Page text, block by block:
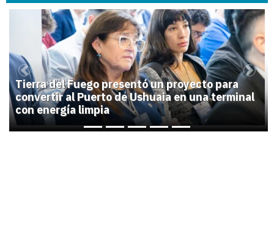
1
Tierra del Fuego presentó un proyecto para
convertir al Puerto de Ushuaia en una terminal
con energía limpia
Previous Next